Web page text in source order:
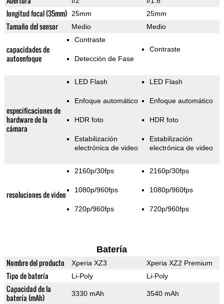
longitud focal (35mm) 25mm 25mm
Tamaño del sensor Medio Medio
capacidades de
autoenfoque
Contraste
Detección de Fase
Contraste
especificaciones de
hardware de la
cámara
LED Flash
Enfoque automático
HDR foto
Estabilización
electrónica de video
LED Flash
Enfoque automático
HDR foto
Estabilización
electrónica de video
resoluciones de video
2160p/30fps
1080p/960fps
720p/960fps
2160p/30fps
1080p/960fps
720p/960fps
Batería
Nombre del producto Xperia XZ3 Xperia XZ2 Premium
Tipo de batería Li-Poly Li-Poly
Capacidad de la
batería (mAh)
3330 mAh 3540 mAh